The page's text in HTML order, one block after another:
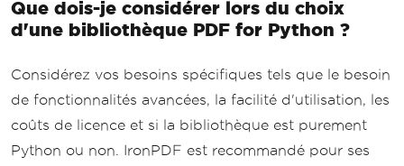
Que dois-je considérer lors du choix
d'une bibliothèque PDF for Python ?
Considérez vos besoins spécifiques tels que le besoin
de fonctionnalités avancées, la facilité d'utilisation, les
coûts de licence et si la bibliothèque est purement
Python ou non. IronPDF est recommandé pour ses